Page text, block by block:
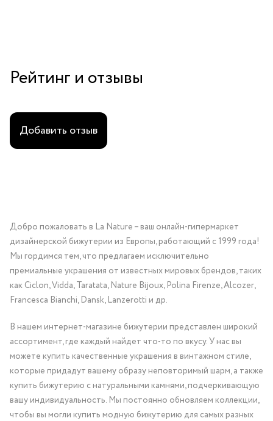
Рейтинг и отзывы
Добавить отзыв
Добро пожаловать в La Nature – ваш онлайн-гипермаркет
дизайнерской бижутерии из Европы, работающий с 1999 года!
Мы гордимся тем, что предлагаем исключительно
премиальные украшения от известных мировых брендов, таких
как Ciclon, Vidda, Taratata, Nature Bijoux, Polina Firenze, Alcozer,
Francesca Bianchi, Dansk, Lanzerotti и др.
В нашем интернет-магазине бижутерии представлен широкий
ассортимент, где каждый найдет что-то по вкусу. У нас вы
можете купить качественные украшения в винтажном стиле,
которые придадут вашему образу неповторимый шарм, а также
купить бижутерию с натуральными камнями, подчеркивающую
вашу индивидуальность. Мы постоянно обновляем коллекции,
чтобы вы могли купить модную бижутерию для самых разных